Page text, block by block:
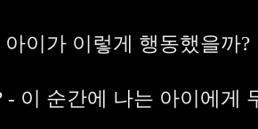
아이가 이렇게 행동했을까?
- 이 순간에 나는 아이에게